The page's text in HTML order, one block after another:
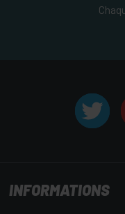
INFORMATIONS